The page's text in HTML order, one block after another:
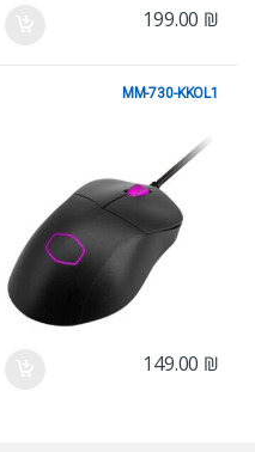
199.00 ₪
עכברי גיימינג
MM-730-KKOL1
149.00 ₪